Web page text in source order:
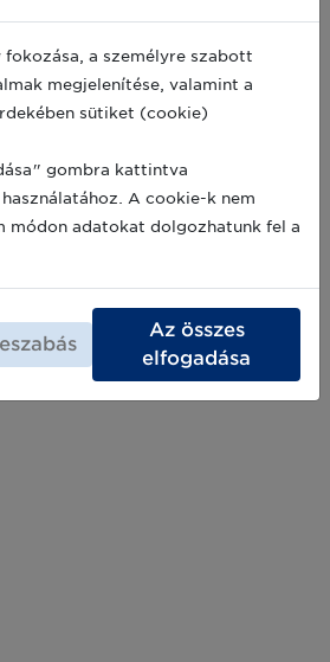
a fogyasztóik
az IoT és a GS1-szabványos
ötvözésével
– ez a négy
trend a Nielsen
cikkek teljes vertikumát
olyan kulcstényező
egyértelműen kikövezte a
erre nyitott gyártók és
meghatározó
szem előtt tartani,
ban is körvonalazódtak: az
kényelmet, az egészséget és
igényt.
fokozása, a személyre szabott
megjelenítése, valamint a
sütiket (cookie)
gombra kattintva
A cookie-k nem
módon adatokat dolgozhatunk fel a
Az összes
elfogadása